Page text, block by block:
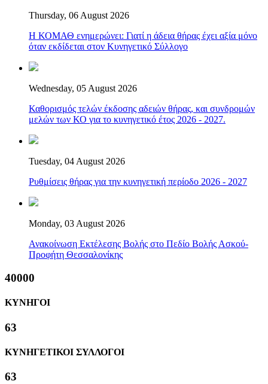
Thursday, 06 August 2026
Η ΚΟΜΑΘ ενημερώνει: Γιατί η άδεια θήρας έχει αξία μόνο
όταν εκδίδεται στον Κυνηγετικό Σύλλογο
Wednesday, 05 August 2026
Καθορισμός τελών έκδοσης αδειών θήρας, και συνδρομών
μελών των ΚΟ για το κυνηγετικό έτος 2026 - 2027.
Tuesday, 04 August 2026
Ρυθμίσεις θήρας για την κυνηγετική περίοδο 2026 - 2027
Monday, 03 August 2026
Ανακοίνωση Εκτέλεσης Βολής στο Πεδίο Βολής Ασκού-
Προφήτη Θεσσαλονίκης
40000
ΚΥΝΗΓΟΙ
63
ΚΥΝΗΓΕΤΙΚΟΙ ΣΥΛΛΟΓΟΙ
63